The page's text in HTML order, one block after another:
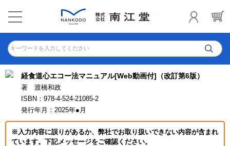
キーワードを入力してください
経食道心エコー法マニュアル[Web動画付]（改訂第6版）
著 渡橋和政
ISBN：978-4-524-21085-2
発行年月：2025年●月
※入力内容に誤りがあるか、弊社でお取り扱いできない内容が含まれ
ています。下記メッセージをご確認ください。